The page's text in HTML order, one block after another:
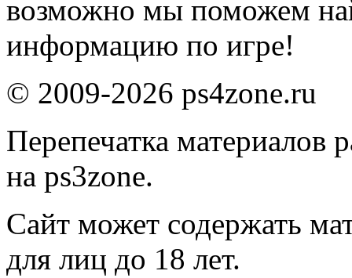
возможно мы поможем
информацию по игре!
© 2009-2026 ps4zone.ru
Перепечатка материалов
на ps3zone.
Сайт может содержать
для лиц до 18 лет.